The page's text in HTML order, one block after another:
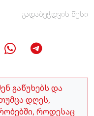
გადაბეჭდვის წესი
გაწუხებს და
დღეს,
როდესაც